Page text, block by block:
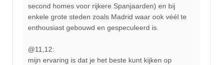
second homes voor rijkere Spanjaarden) en bij
enkele grote steden zoals Madrid waar ook véél te
enthousiast gebouwd en gespeculeerd is.
@11,12:
mijn ervaring is dat je het beste kunt kijken op